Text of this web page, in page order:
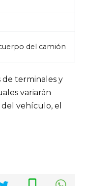
del camión
de terminales y
variarán
vehículo, el